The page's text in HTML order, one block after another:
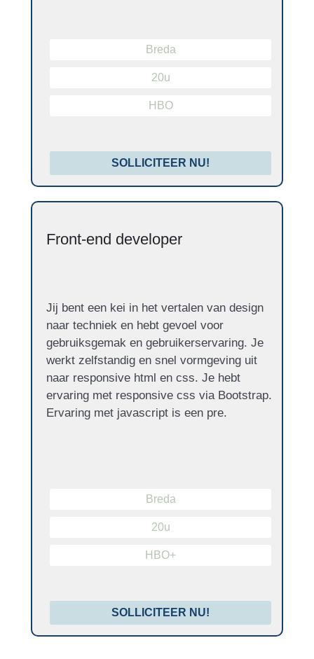
Breda
20u
HBO
SOLLICITEER NU!
Front-end developer
Jij bent een kei in het vertalen van design
naar techniek en hebt gevoel voor
gebruiksgemak en gebruikerservaring. Je
werkt zelfstandig en snel vormgeving uit
naar responsive html en css. Je hebt
ervaring met responsive css via Bootstrap.
Ervaring met javascript is een pre.
Breda
20u
HBO+
SOLLICITEER NU!